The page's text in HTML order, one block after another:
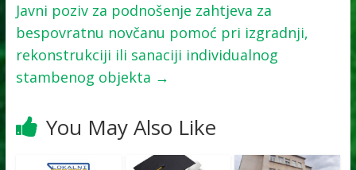
Javni poziv za podnošenje zahtjeva za
bespovratnu novčanu pomoć pri izgradnji,
rekonstrukciji ili sanaciji individualnog
stambenog objekta →
You May Also Like